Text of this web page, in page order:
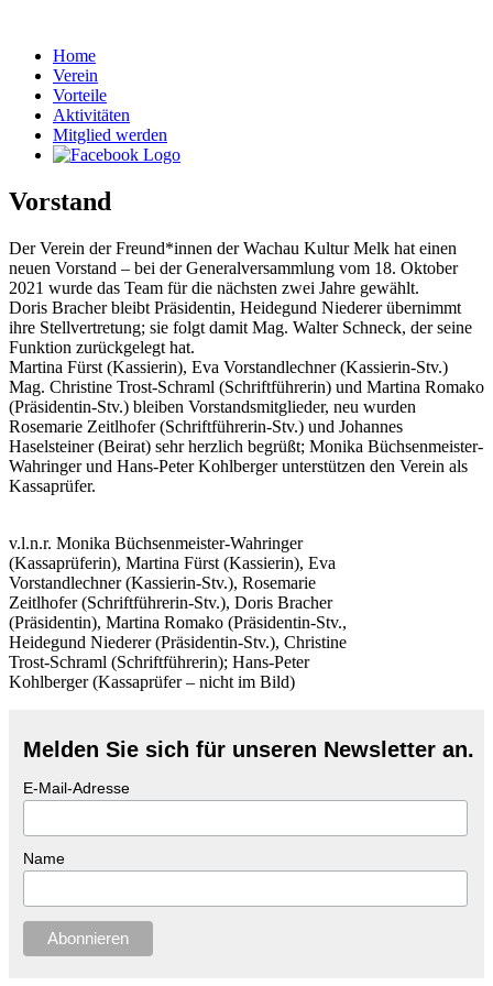
Home
Verein
Vorteile
Aktivitäten
Mitglied werden
Vorstand
Der Verein der Freund*innen der Wachau Kultur Melk hat einen
neuen Vorstand – bei der Generalversammlung vom 18. Oktober
2021 wurde das Team für die nächsten zwei Jahre gewählt.
Doris Bracher bleibt Präsidentin, Heidegund Niederer übernimmt
ihre Stellvertretung; sie folgt damit Mag. Walter Schneck, der seine
Funktion zurückgelegt hat.
Martina Fürst (Kassierin), Eva Vorstandlechner (Kassierin-Stv.)
Mag. Christine Trost-Schraml (Schriftführerin) und Martina Romako
(Präsidentin-Stv.) bleiben Vorstandsmitglieder, neu wurden
Rosemarie Zeitlhofer (Schriftführerin-Stv.) und Johannes
Haselsteiner (Beirat) sehr herzlich begrüßt; Monika Büchsenmeister-
Wahringer und Hans-Peter Kohlberger unterstützen den Verein als
Kassaprüfer.
v.l.n.r. Monika Büchsenmeister-Wahringer
(Kassaprüferin), Martina Fürst (Kassierin), Eva
Vorstandlechner (Kassierin-Stv.), Rosemarie
Zeitlhofer (Schriftführerin-Stv.), Doris Bracher
(Präsidentin), Martina Romako (Präsidentin-Stv.,
Heidegund Niederer (Präsidentin-Stv.), Christine
Trost-Schraml (Schriftführerin); Hans-Peter
Kohlberger (Kassaprüfer – nicht im Bild)
Melden Sie sich für unseren Newsletter an.
E-Mail-Adresse
Name